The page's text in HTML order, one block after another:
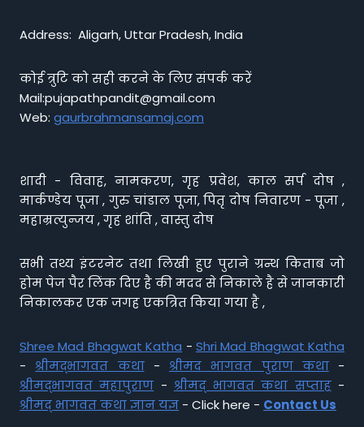
Address: Aligarh, Uttar Pradesh, India
कोई त्रुटि को सही करने के लिए संपर्क करें
Mail:pujapathpandit@gmail.com
Web: gaurbrahmansamaj.com
शादी - विवाह, नामकरण, गृह प्रवेश, काल सर्प दोष ,
मार्कण्डेय पूजा , गुरु चांडाल पूजा, पितृ दोष निवारण - पूजा ,
महाम्रत्युन्जय , गृह शांति , वास्तु दोष
सभी तथ्य इंटरनेट तथा लिखी हुए पुराने ग्रन्थ किताब जो
होम पेज पैर लिंक दिए है की मदद से निकाले है से जानकारी
निकालकर एक जगह एकत्रित किया गया है ,
Shree Mad Bhagwat Katha - Shri Mad Bhagwat Katha
- श्रीमद्भागवत कथा- श्रीमद भागवत पुराण कथा-
श्रीमद्भागवत महापुराण - श्रीमद् भागवत कथा सप्ताह-
श्रीमद् भागवत कथा ज्ञान यज्ञ - Click here - Contact Us